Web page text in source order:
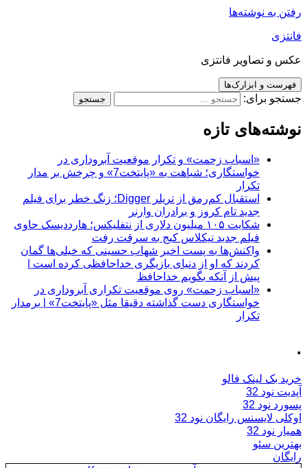
رفتن به نوشته‌ها
فانتزی
عکس و تصاویر فانتزی
فهرست و ابزارک‌ها
جستجو برای:
نوشته‌های تازه
«اسباب زحمت» و تکرار موقعیت آبروداری در
خواستگاری؛ شباهت به «پایتخت7» و چرخش بر مدار
تکرار
استقبال کم‌رمق از تریلر Digger؛ زنگ خطر برای فیلم
جدید تام کروز و برادران وارنر
شکایت ۱۰۵ میلیون دلاری از نتفلیکس؛ هارددیسک حاوی
فیلم جدید نیکلاس کیج به سرقت رفت
واکنش‌ها به پست اخیر شهاب حسینی که خیلی‌ها گمان
کردند که او از دنیای بازیگری خداحافظی کرده است |
پیش از آنکه بگویم خداحافظ
«اسباب زحمت» روی موقعیت تکراری آبروداری در
خواستگاری دست گذاشته دقیقا مثل «پایتخت7» | برمدار
تکرار
.
خرید بک لینک فالو
آپدیت نود 32
پسورد نود 32
اوکلی لایسنس رایگان نود 32
همیار نود 32
بهترین سئو
رایگان